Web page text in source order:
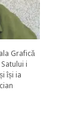
Grafică
i
își ia